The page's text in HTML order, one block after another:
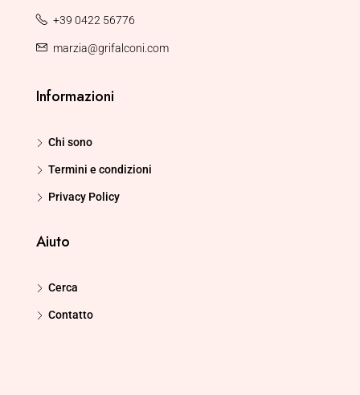
+39 0422 56776
marzia@grifalconi.com
Informazioni
Chi sono
Termini e condizioni
Privacy Policy
Aiuto
Cerca
Contatto